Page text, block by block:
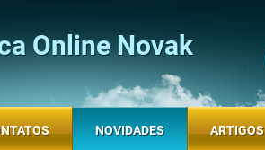
Online Novak
NOVIDADES ARTIGOS